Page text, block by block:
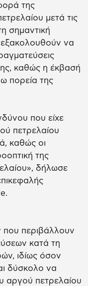
της
μετά τις
σημαντική
να
καθώς η έκβασή
πορεία της
που είχε
πετρελαίου
καθώς οι
της
δήλωσε
περιβάλλουν
κατά τη
ιδίως όσον
δύσκολο να
αργού πετρελαίου